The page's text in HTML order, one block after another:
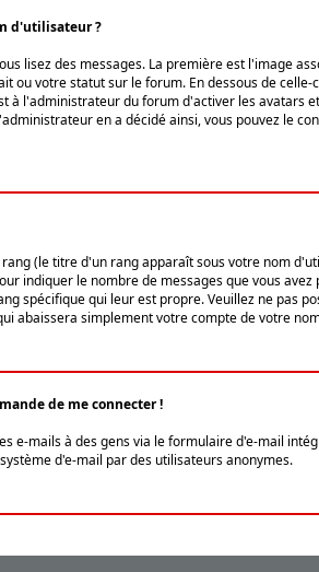
d'utilisateur ?
lisez des messages. La première est l'image
ou votre statut sur le forum. En dessous de
à l'administrateur du forum d'activer les avatars
en a décidé ainsi, vous pouvez le
(le titre d'un rang apparaît sous votre nom
indiquer le nombre de messages que vous
spécifique qui leur est propre. Veuillez ne pas
abaissera simplement votre compte de votre
de me connecter !
e-mails à des gens via le formulaire d'e-mail
d'e-mail par des utilisateurs anonymes.